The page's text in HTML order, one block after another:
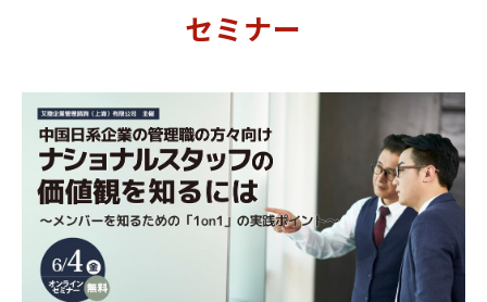
セミナー